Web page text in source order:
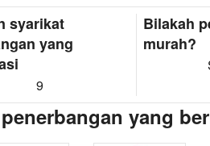
syarikat
yang
9
Bilakah
murah?
yang